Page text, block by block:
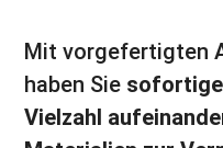
Mit vorgefertigten
haben Sie
Vielzahl